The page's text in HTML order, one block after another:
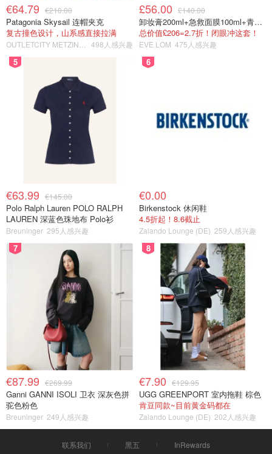
€64.79 €210.00
Patagonia Skysail 连帽夹克
复古撞色设计，山系感直接拉满
498人感兴趣
£56.00 £140.00
卸妆膏200ml+急救面膜100ml+青春面霜15ml
总价值£206=2.7折！闭眼冲这套！
EVE LOM 475人感兴趣
5
€63.99 €145.00
Polo Ralph Lauren POLO RALPH
LAUREN 深蓝色珠地布 Polo衫
Breuninger 295人感兴趣
6
€0.00
Birkenstock 休闲鞋
4.5折起！8.6截止
Zalando Lounge (DE) 259人感兴趣
7
€87.99 €269.99
Ganni GANNI ISOLI 卫衣 深灰色拼
驼色粉色
Breuninger 249人感兴趣
8
€7.90 €129.95
UGG GREENPORT 室内拖鞋 棕色
肯豆同款~目前黄金码都在
Zalando Lounge (DE) 202人感兴趣
联系我们 黑五 InRewards